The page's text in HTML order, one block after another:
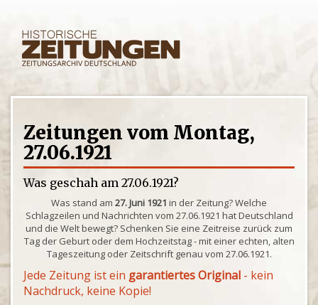
Zeitungen vom Montag,
27.06.1921
Was geschah am 27.06.1921?
Was stand am 27. Juni 1921 in der Zeitung? Welche
Schlagzeilen und Nachrichten vom 27.06.1921 hat Deutschland
und die Welt bewegt? Schenken Sie eine Zeitreise zurück zum
Tag der Geburt oder dem Hochzeitstag - mit einer echten, alten
Tageszeitung oder Zeitschrift genau vom 27.06.1921.
Jede Zeitung ist ein garantiertes Original - kein
Nachdruck, keine Kopie!